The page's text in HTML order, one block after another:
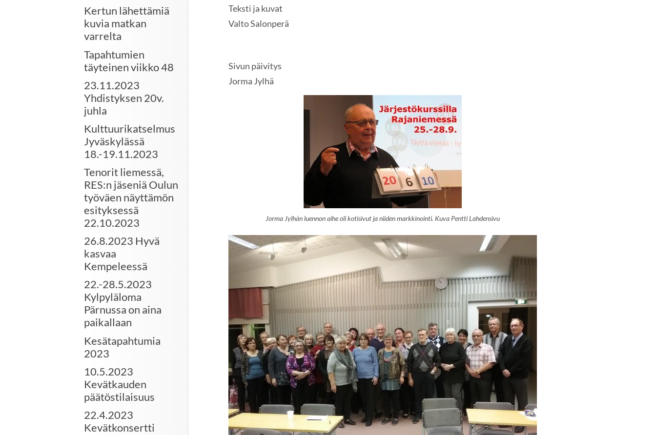
Kertun lähettämiä
kuvia matkan
varrelta
Tapahtumien
täyteinen viikko 48
23.11.2023
Yhdistyksen 20v.
juhla
Kulttuurikatselmus
Jyväskylässä
18.-19.11.2023
Tenorit liemessä,
RES:n jäseniä Oulun
työväen näyttämön
esityksessä
22.10.2023
26.8.2023 Hyvä
kasvaa
Kempeleessä
22.-28.5.2023
Kylpyläloma
Pärnussa on aina
paikallaan
Kesätapahtumia
2023
10.5.2023
Kevätkauden
päätöstilaisuus
22.4.2023
Kevätkonsertti
Teksti ja kuvat
Valto Salonperä
Sivun päivitys
Jorma Jylhä
Jorma Jylhän luennon aihe oli kotisivut ja niiden markkinointi. Kuva Pentti Lahdensivu